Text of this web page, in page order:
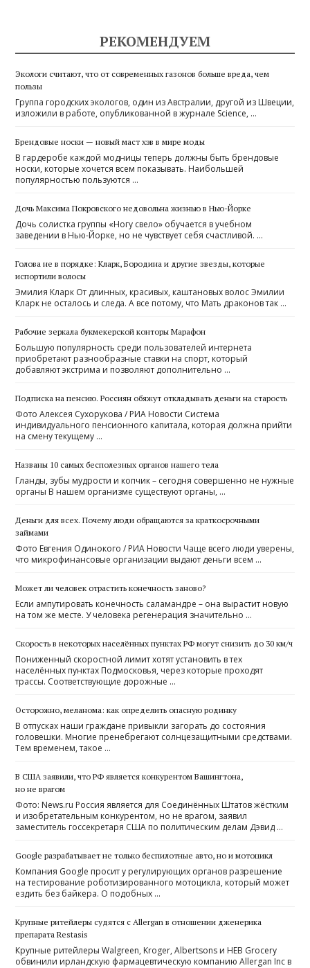
РЕКОМЕНДУЕМ
Экологи считают, что от современных газонов больше вреда, чем
пользы
Группа городских экологов, один из Австралии, другой из Швеции,
изложили в работе, опубликованной в журнале Science, …
Брендовые носки — новый маст хэв в мире моды
В гардеробе каждой модницы теперь должны быть брендовые
носки, которые хочется всем показывать. Наибольшей
популярностью пользуются …
Дочь Максима Покровского недовольна жизнью в Нью-Йорке
Дочь солистка группы «Ногу свело» обучается в учебном
заведении в Нью-Йорке, но не чувствует себя счастливой. …
Голова не в порядке: Кларк, Бородина и другие звезды, которые
испортили волосы
Эмилия Кларк От длинных, красивых, каштановых волос Эмилии
Кларк не осталось и следа. А все потому, что Мать драконов так …
Рабочие зеркала букмекерской конторы Марафон
Большую популярность среди пользователей интернета
приобретают разнообразные ставки на спорт, который
добавляют экстрима и позволяют дополнительно …
Подписка на пенсию. Россиян обяжут откладывать деньги на старость
Фото Алексея Сухорукова / РИА Новости Система
индивидуального пенсионного капитала, которая должна прийти
на смену текущему …
Названы 10 самых бесполезных органов нашего тела
Гланды, зубы мудрости и копчик – сегодня совершенно не нужные
органы В нашем организме существуют органы, …
Деньги для всех. Почему люди обращаются за краткосрочными
займами
Фото Евгения Одинокого / РИА Новости Чаще всего люди уверены,
что микрофинансовые организации выдают деньги всем …
Может ли человек отрастить конечность заново?
Если ампутировать конечность саламандре – она вырастит новую
на том же месте. У человека регенерация значительно …
Скорость в некоторых населённых пунктах РФ могут снизить до 30 км/ч
Пониженный скоростной лимит хотят установить в тех
населённых пунктах Подмосковья, через которые проходят
трассы. Соответствующие дорожные …
Осторожно, меланома: как определить опасную родинку
В отпусках наши граждане привыкли загорать до состояния
головешки. Многие пренебрегают солнцезащитными средствами.
Тем временем, такое …
В США заявили, что РФ является конкурентом Вашингтона,
но не врагом
Фото: News.ru Россия является для Соединённых Штатов жёстким
и изобретательным конкурентом, но не врагом, заявил
заместитель госсекретаря США по политическим делам Дэвид …
Google разрабатывает не только беспилотные авто, но и мотоцикл
Компания Google просит у регулирующих органов разрешение
на тестирование роботизированного мотоцикла, который может
ездить без байкера. О подобных …
Крупные ритейлеры судятся с Allergan в отношении дженерика
препарата Restasis
Крупные ритейлеры Walgreen, Kroger, Albertsons и HEB Grocery
обвинили ирландскую фармацевтическую компанию Allergan Inc в